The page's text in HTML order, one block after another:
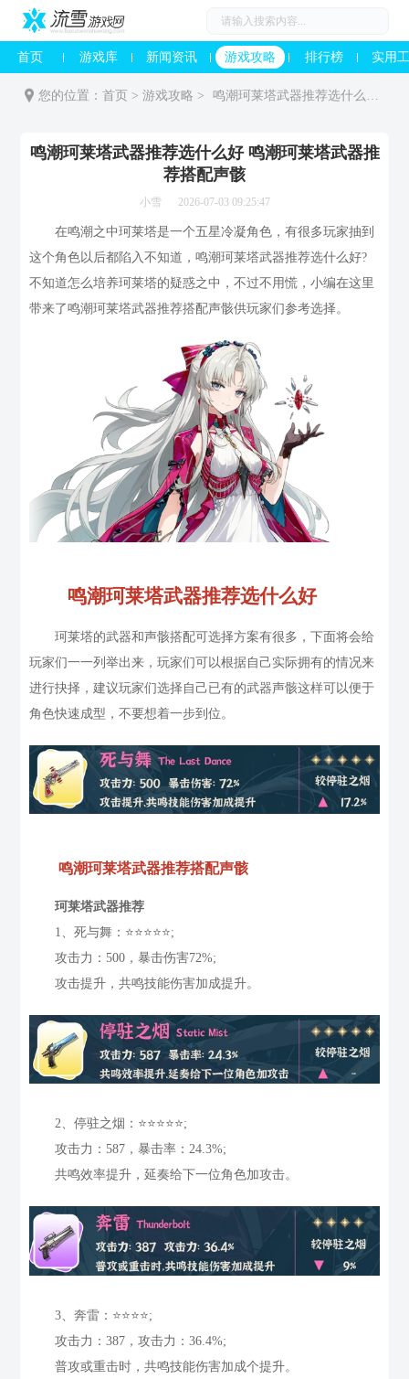
首页 游戏库 新闻资讯 游戏攻略 排行榜 实用
您的位置：首页 >游戏攻略 > 鸣潮珂莱塔武器推荐选什么好 鸣潮珂莱塔武器推荐搭配声骸
鸣潮珂莱塔武器推荐选什么好 鸣潮珂莱塔武器推
荐搭配声骸
小雪 2026-07-03 09:25:47
在鸣潮之中珂莱塔是一个五星冷凝角色，有很多玩家抽到
这个角色以后都陷入不知道，鸣潮珂莱塔武器推荐选什么好?
不知道怎么培养珂莱塔的疑惑之中，不过不用慌，小编在这里
带来了鸣潮珂莱塔武器推荐搭配声骸供玩家们参考选择。
鸣潮珂莱塔武器推荐选什么好
珂莱塔的武器和声骸搭配可选择方案有很多，下面将会给
玩家们一一列举出来，玩家们可以根据自己实际拥有的情况来
进行抉择，建议玩家们选择自己已有的武器声骸这样可以便于
角色快速成型，不要想着一步到位。
鸣潮珂莱塔武器推荐搭配声骸
珂莱塔武器推荐
1、死与舞：⭐⭐⭐⭐⭐;
攻击力：500，暴击伤害72%;
攻击提升，共鸣技能伤害加成提升。
2、停驻之烟：⭐⭐⭐⭐⭐;
攻击力：587，暴击率：24.3%;
共鸣效率提升，延奏给下一位角色加攻击。
3、奔雷：⭐⭐⭐⭐;
攻击力：387，攻击力：36.4%;
普攻或重击时，共鸣技能伤害加成个提升。